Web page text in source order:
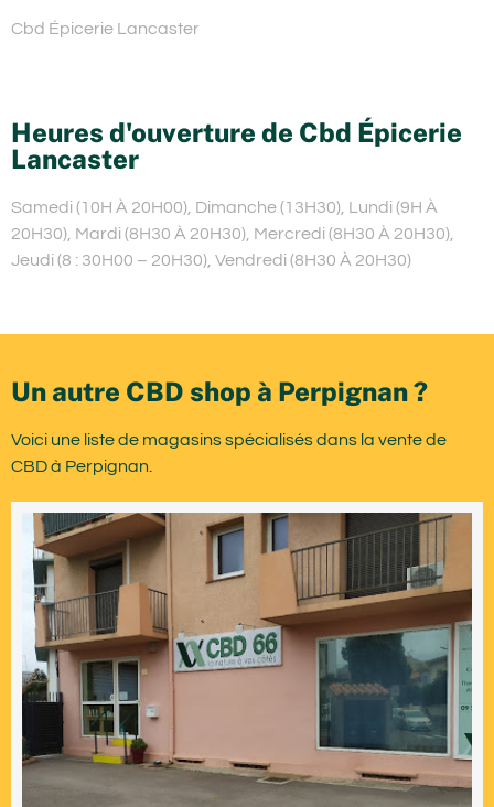
Cbd Épicerie Lancaster
Heures d'ouverture de Cbd Épicerie
Lancaster
Samedi (10H À 20H00), Dimanche (13H30), Lundi (9H À
20H30), Mardi (8H30 À 20H30), Mercredi (8H30 À 20H30),
Jeudi (8 : 30H00 – 20H30), Vendredi (8H30 À 20H30)
Un autre CBD shop à Perpignan ?
Voici une liste de magasins spécialisés dans la vente de
CBD à Perpignan.